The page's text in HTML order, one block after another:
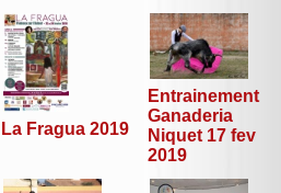
La Fragua 2019
Entrainement
Ganaderia
Niquet 17 fev
2019